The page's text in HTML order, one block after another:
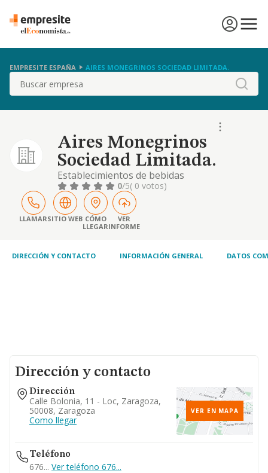
EMPRESITE ESPAÑA AIRES MONEGRINOS SOCIEDAD LIMITADA.
Buscar
Aires Monegrinos
Sociedad Limitada.
Establecimientos de bebidas
0/5( 0 votos)
LLAMARSITIO WEB CÓMO
LLEGAR
VER
INFORME
DIRECCIÓN Y CONTACTO INFORMACIÓN GENERAL DATOS
Dirección y contacto
Dirección
Calle Bolonia, 11 - Loc, Zaragoza,
50008, Zaragoza
Como llegar
VER EN MAPA
Teléfono
676... Ver teléfono 676...